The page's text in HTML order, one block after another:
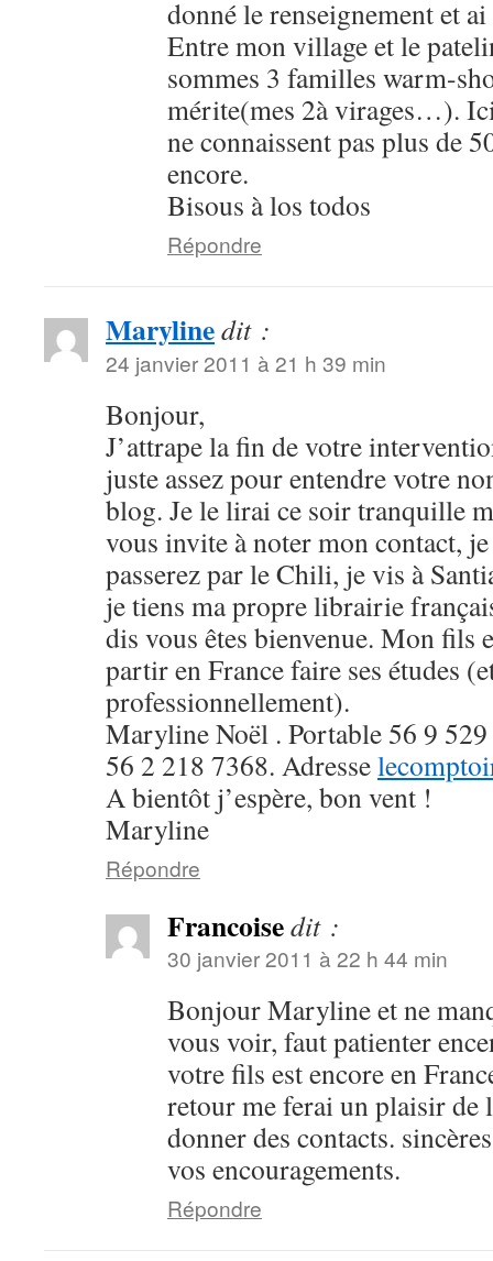
donné le renseignement et
Entre mon village et le
sommes 3 familles warm-
mérite(mes 2à virages…).
ne connaissent pas plus de
encore.
Bisous à los todos
Répondre
Marylinedit :
24 janvier 2011 à 21 h 39 min
Bonjour,
J’attrape la fin de votre
juste assez pour entendre votre
blog. Je le lirai ce soir tranquille
vous invite à noter mon contact,
passerez par le Chili, je vis à
je tiens ma propre librairie
dis vous êtes bienvenue. Mon fils
partir en France faire ses études
professionnellement).
Maryline Noël . Portable 56 9
56 2 218 7368. Adresse
A bientôt j’espère, bon vent !
Maryline
Répondre
Francoisedit :
30 janvier 2011 à 22 h 44 min
Bonjour Maryline et ne
vous voir, faut patienter
votre fils est encore en
retour me ferai un plaisir de
donner des contacts.
vos encouragements.
Répondre